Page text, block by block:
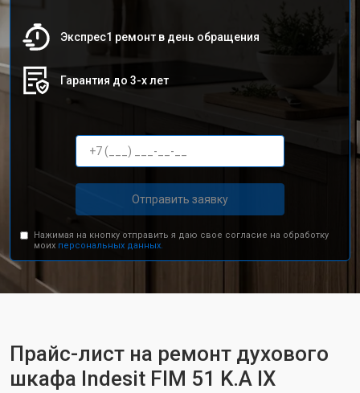
Экспрес1 ремонт в день обращения
Гарантия до 3-х лет
Отправить заявку
Нажимая на кнопку отправить я даю свое согласие на обработку
моих персональных данных.
Прайс-лист на ремонт духового
шкафа Indesit FIM 51 K.A IX